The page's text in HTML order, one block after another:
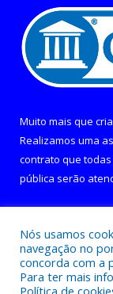
Muito mais que
Realizamos uma
contrato que
pública serão
Nós usamos
navegação no
concorda com a
Para ter mais
Política de